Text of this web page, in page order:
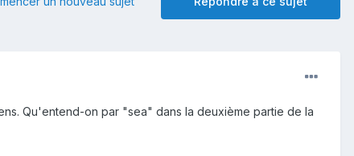
Qu'entend-on par "sea" dans la deuxième partie de la